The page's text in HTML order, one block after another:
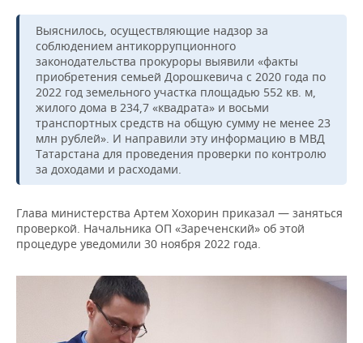
Выяснилось, осуществляющие надзор за
соблюдением антикоррупционного
законодательства прокуроры выявили «факты
приобретения семьей Дорошкевича с 2020 года по
2022 год земельного участка площадью 552 кв. м,
жилого дома в 234,7 «квадрата» и восьми
транспортных средств на общую сумму не менее 23
млн рублей». И направили эту информацию в МВД
Татарстана для проведения проверки по контролю
за доходами и расходами.
Глава министерства Артем Хохорин приказал — заняться
проверкой. Начальника ОП «Зареченский» об этой
процедуре уведомили 30 ноября 2022 года.